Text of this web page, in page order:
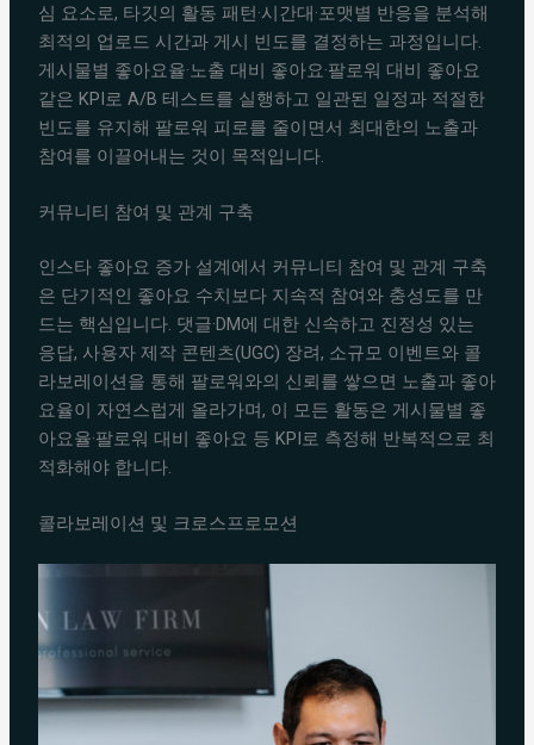
심 요소로, 타깃의 활동 패턴·시간대·포맷별 반응을 분석해
최적의 업로드 시간과 게시 빈도를 결정하는 과정입니다.
게시물별 좋아요율·노출 대비 좋아요·팔로워 대비 좋아요
같은 KPI로 A/B 테스트를 실행하고 일관된 일정과 적절한
빈도를 유지해 팔로워 피로를 줄이면서 최대한의 노출과
참여를 이끌어내는 것이 목적입니다.
커뮤니티 참여 및 관계 구축
인스타 좋아요 증가 설계에서 커뮤니티 참여 및 관계 구축
은 단기적인 좋아요 수치보다 지속적 참여와 충성도를 만
드는 핵심입니다. 댓글·DM에 대한 신속하고 진정성 있는
응답, 사용자 제작 콘텐츠(UGC) 장려, 소규모 이벤트와 콜
라보레이션을 통해 팔로워와의 신뢰를 쌓으면 노출과 좋아
요율이 자연스럽게 올라가며, 이 모든 활동은 게시물별 좋
아요율·팔로워 대비 좋아요 등 KPI로 측정해 반복적으로 최
적화해야 합니다.
콜라보레이션 및 크로스프로모션